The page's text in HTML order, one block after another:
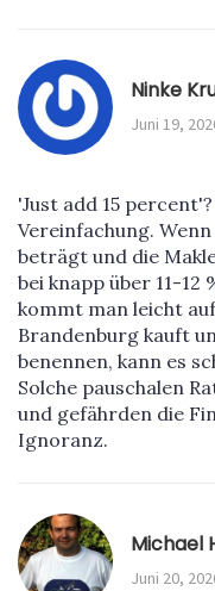
Ninke
Juni 19,
'Just add 15
Vereinfachung.
beträgt und die
bei knapp über 11-12
kommt man leicht
Brandenburg kauft
benennen, kann es
Solche pauschalen
und gefährden die
Ignoranz.
Michael
Juni 20,